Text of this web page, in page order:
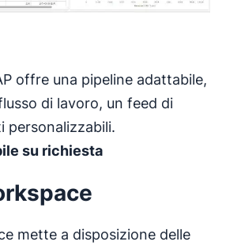
offre una pipeline adattabile,
di lavoro, un feed di
personalizzabili.
su richiesta
mette a disposizione delle